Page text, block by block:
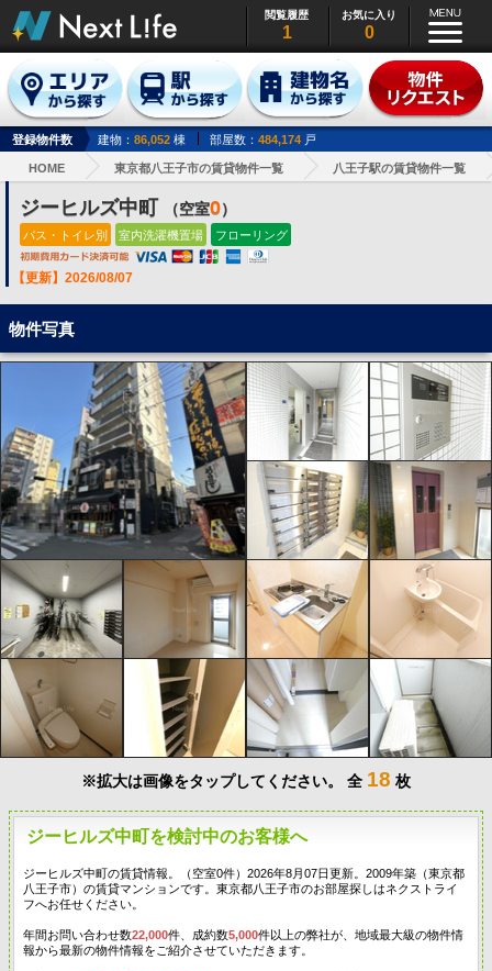
閲覧履歴
1
お気に入り
0
登録物件数 建物： 86,052 棟 部屋数： 484,174 戸
HOME 東京都八王子市の賃貸物件一覧 八王子駅の賃貸物件一覧
ジーヒルズ中町 （空室0）
バス・トイレ別 室内洗濯機置場 フローリング
【更新】2026/08/07
物件写真
※拡大は画像をタップしてください。 全 18 枚
ジーヒルズ中町を検討中のお客様へ
ジーヒルズ中町の賃貸情報。（空室0件）2026年8月07日更新。2009年築（東京都
八王子市）の賃貸マンションです。東京都八王子市のお部屋探しはネクストライ
フへお任せください。
年間お問い合わせ数22,000件、成約数5,000件以上の弊社が、地域最大級の物件情
報から最新の物件情報をご紹介させていただきます。